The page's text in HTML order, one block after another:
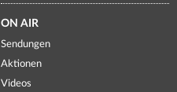
ON AIR
Sendungen
Aktionen
Videos